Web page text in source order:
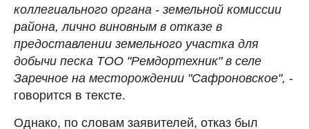
коллегиального органа - земельной комиссии
района, лично виновным в отказе в
предоставлении земельного участка для
добычи песка ТОО "Ремдортехник" в селе
Заречное на месторождении "Сафроновское", -
говорится в тексте.
Однако, по словам заявителей, отказ был